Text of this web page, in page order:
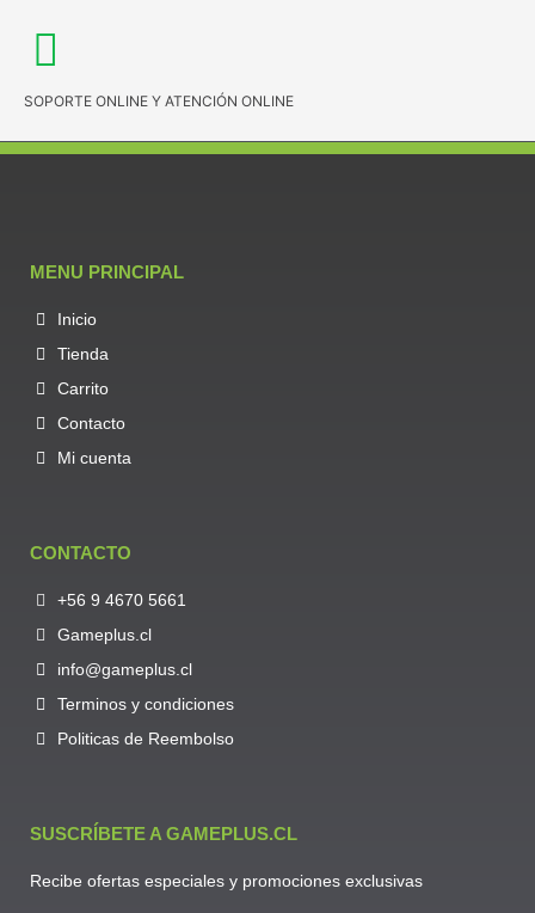
SOPORTE ONLINE Y ATENCIÓN ONLINE
MENU PRINCIPAL
Inicio
Tienda
Carrito
Contacto
Mi cuenta
CONTACTO
+56 9 4670 5661
Gameplus.cl
info@gameplus.cl
Terminos y condiciones
Politicas de Reembolso
SUSCRÍBETE A GAMEPLUS.CL
Recibe ofertas especiales y promociones exclusivas